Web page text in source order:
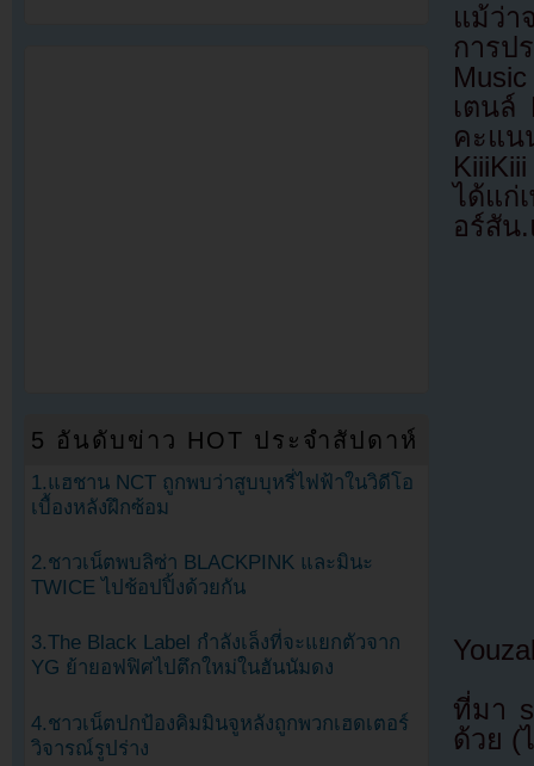
แม้ว่า
การป
เตนล์
คะแ
ได้แก่
อร์สัน
ที่มา
ด้วย (
5 อันดับข่าว HOT ประจำสัปดาห์
1.แฮชาน NCT ถูกพบว่าสูบบุหรี่ไฟฟ้าในวิดีโอ
เบื้องหลังฝึกซ้อม
2.ชาวเน็ตพบลิซ่า BLACKPINK และมินะ
TWICE ไปช้อปปิ้งด้วยกัน
3.The Black Label กำลังเล็งที่จะแยกตัวจาก
YG ย้ายอฟฟิศไปตึกใหม่ในฮันนัมดง
4.ชาวเน็ตปกป้องคิมมินจูหลังถูกพวกเฮดเตอร์
วิจารณ์รูปร่าง